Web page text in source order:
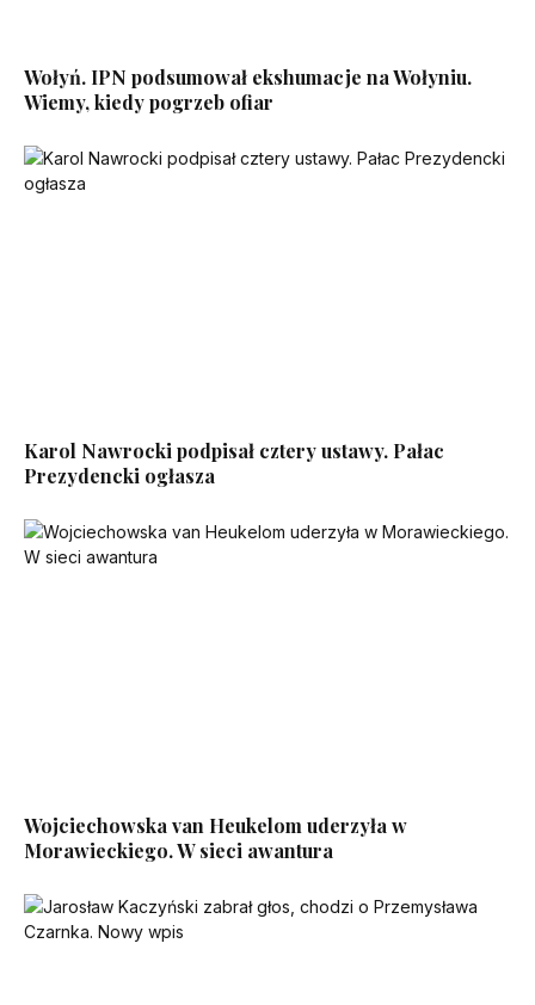
Wołyń. IPN podsumował ekshumacje na Wołyniu.
Wiemy, kiedy pogrzeb ofiar
Karol Nawrocki podpisał cztery ustawy. Pałac
Prezydencki ogłasza
Wojciechowska van Heukelom uderzyła w
Morawieckiego. W sieci awantura